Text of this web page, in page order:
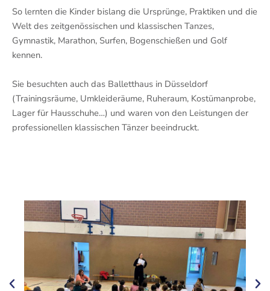
So lernten die Kinder bislang die Ursprünge, Praktiken und die
Welt des zeitgenössischen und klassischen Tanzes,
Gymnastik, Marathon, Surfen, Bogenschießen und Golf
kennen.
Sie besuchten auch das Balletthaus in Düsseldorf
(Trainingsräume, Umkleideräume, Ruheraum, Kostümanprobe,
Lager für Hausschuhe…) und waren von den Leistungen der
professionellen klassischen Tänzer beeindruckt.